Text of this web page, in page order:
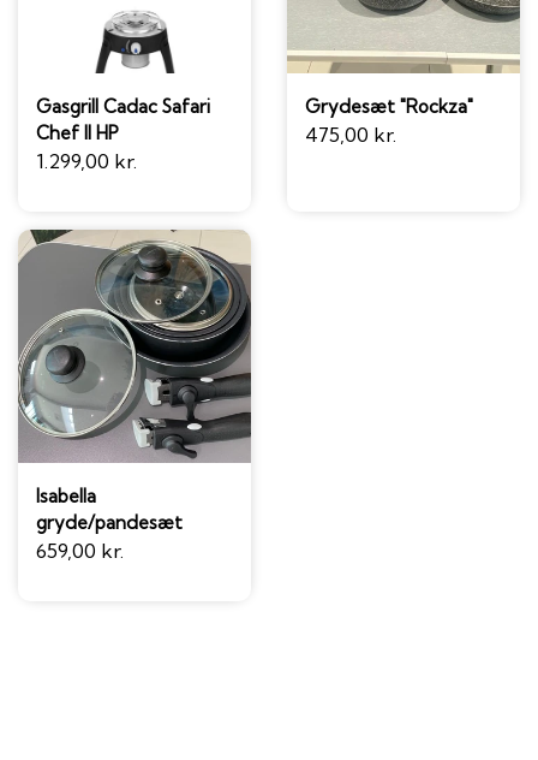
Gasgrill Cadac Safari
Chef II HP
1.299,00 kr.
Grydesæt "Rockza"
475,00 kr.
Isabella
gryde/pandesæt
659,00 kr.